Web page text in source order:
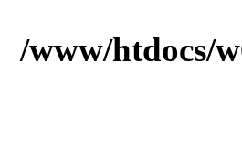
/www/htdocs/